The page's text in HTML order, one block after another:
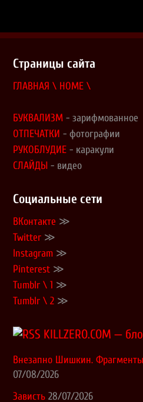
Страницы сайта
ГЛАВНАЯ \ HOME \
БУКВАЛИЗМ - зарифмованное
ОТПЕЧАТКИ - фотографии
РУКОБЛУДИЕ - каракули
СЛАЙДЫ - видео
Социальные сети
ВКонтакте ≫
Twitter ≫
Instagram ≫
Pinterest ≫
Tumblr \ 1 ≫
Tumblr \ 2 ≫
KILLZERO.COM —
Внезапно Шишкин. Фрагменты
07/08/2026
Зависть 28/07/2026